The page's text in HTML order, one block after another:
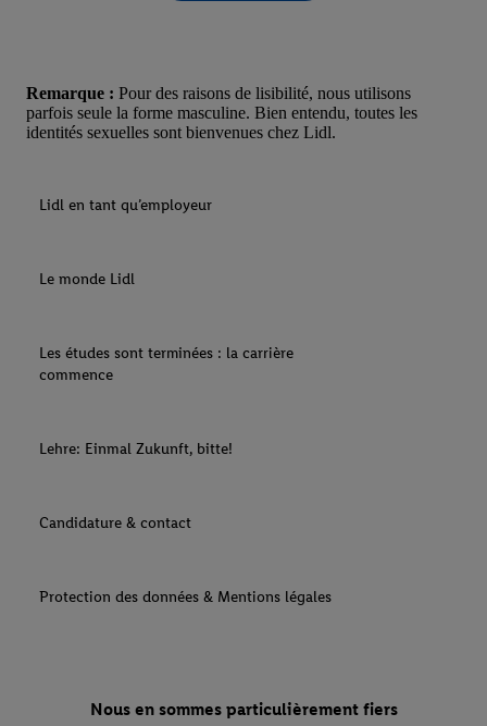
Remarque : Pour des raisons de lisibilité, nous utilisons
parfois seule la forme masculine. Bien entendu, toutes les
identités sexuelles sont bienvenues chez Lidl.
Lidl en tant qu’employeur
Le monde Lidl
Les études sont terminées : la carrière
commence
Lehre: Einmal Zukunft, bitte!
Candidature & contact
Protection des données & Mentions légales
Nous en sommes particulièrement fiers